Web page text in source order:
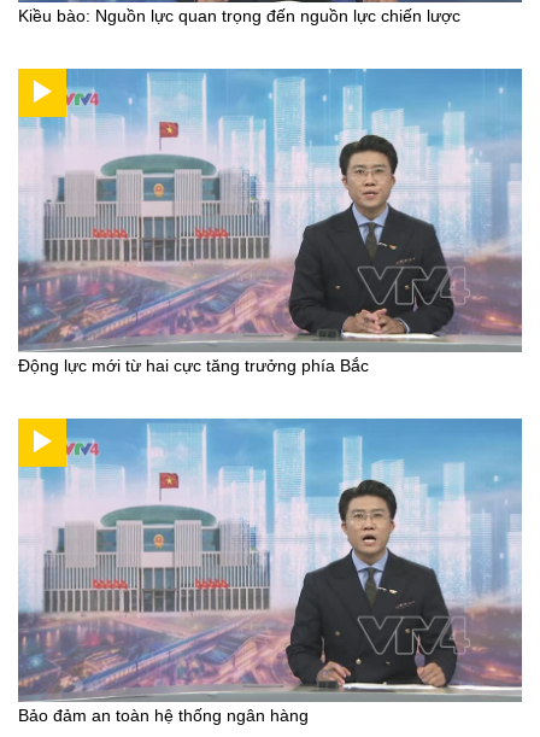
Kiều bào: Nguồn lực quan trọng đến nguồn lực chiến lược
Động lực mới từ hai cực tăng trưởng phía Bắc
Bảo đảm an toàn hệ thống ngân hàng